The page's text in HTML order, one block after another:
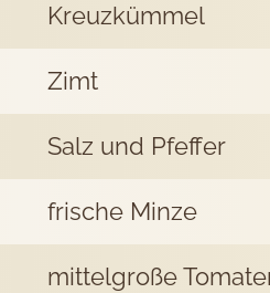
Kreuzkümmel
Zimt
Salz und Pfeffer
frische Minze
mittelgroße